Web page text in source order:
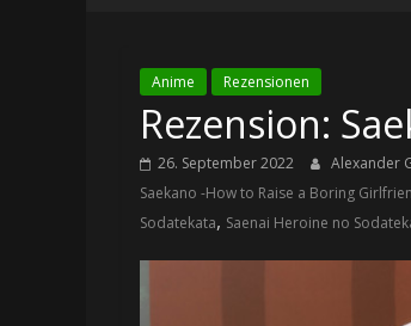
Anime Rezensionen
Rezension:
26. September 2022 Alexander
Saekano -How to Raise a Boring
Sodatekata, Saenai Heroine no